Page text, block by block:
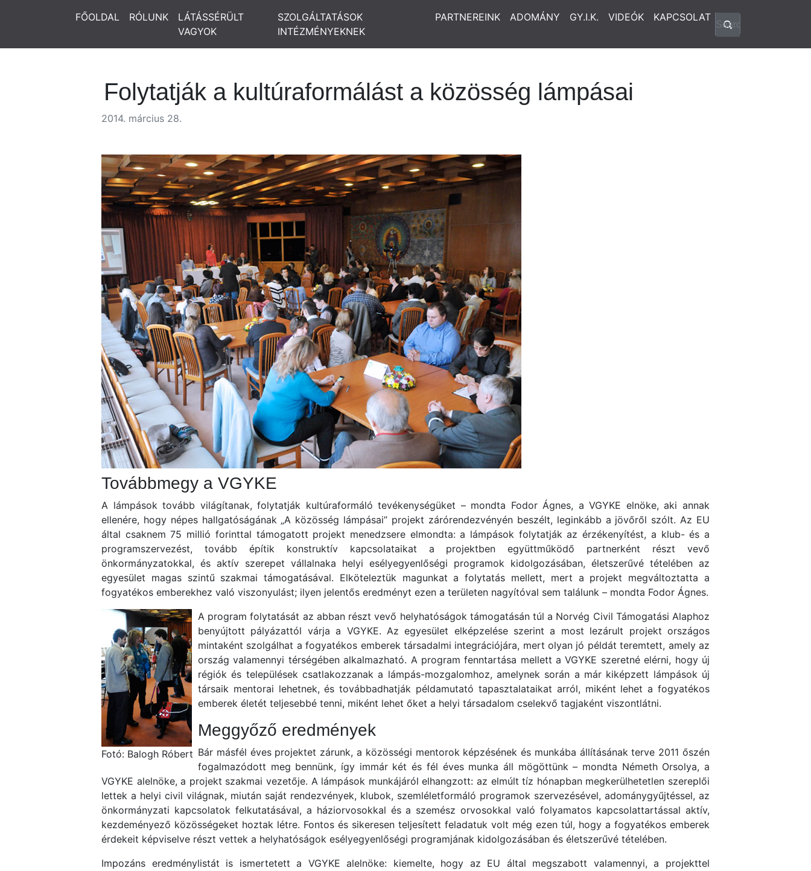
FŐOLDAL RÓLUNK
LÁTÁSSÉRÜLT
VAGYOK
SZOLGÁLTATÁSOK
INTÉZMÉNYEKNEK
PARTNEREINK ADOMÁNY GY.I.K. VIDEÓK KAPCSOLAT
Folytatják a kultúraformálást a közösség lámpásai
2014. március 28.
Továbbmegy a VGYKE
A lámpások tovább világítanak, folytatják kultúraformáló tevékenységüket – mondta Fodor Ágnes, a VGYKE elnöke, aki annak
ellenére, hogy népes hallgatóságának „A közösség lámpásai” projekt zárórendezvényén beszélt, leginkább a jövőről szólt. Az EU
által csaknem 75 millió forinttal támogatott projekt menedzsere elmondta: a lámpások folytatják az érzékenyítést, a klub- és a
programszervezést, tovább építik konstruktív kapcsolataikat a projektben együttműködő partnerként részt vevő
önkormányzatokkal, és aktív szerepet vállalnaka helyi esélyegyenlőségi programok kidolgozásában, életszerűvé tételében az
egyesület magas szintű szakmai támogatásával. Elköteleztük magunkat a folytatás mellett, mert a projekt megváltoztatta a
fogyatékos emberekhez való viszonyulást; ilyen jelentős eredményt ezen a területen nagyítóval sem találunk – mondta Fodor Ágnes.
Fotó: Balogh Róbert
A program folytatását az abban részt vevő helyhatóságok támogatásán túl a Norvég Civil Támogatási Alaphoz
benyújtott pályázattól várja a VGYKE. Az egyesület elképzelése szerint a most lezárult projekt országos
mintaként szolgálhat a fogyatékos emberek társadalmi integrációjára, mert olyan jó példát teremtett, amely az
ország valamennyi térségében alkalmazható. A program fenntartása mellett a VGYKE szeretné elérni, hogy új
régiók és települések csatlakozzanak a lámpás-mozgalomhoz, amelynek során a már kiképzett lámpások új
társaik mentorai lehetnek, és továbbadhatják példamutató tapasztalataikat arról, miként lehet a fogyatékos
emberek életét teljesebbé tenni, miként lehet őket a helyi társadalom cselekvő tagjaként viszontlátni.
Meggyőző eredmények
Bár másfél éves projektet zárunk, a közösségi mentorok képzésének és munkába állításának terve 2011 őszén
fogalmazódott meg bennünk, így immár két és fél éves munka áll mögöttünk – mondta Németh Orsolya, a
VGYKE alelnöke, a projekt szakmai vezetője. A lámpások munkájáról elhangzott: az elmúlt tíz hónapban megkerülhetetlen szereplői
lettek a helyi civil világnak, miután saját rendezvények, klubok, szemléletformáló programok szervezésével, adománygyűjtéssel, az
önkormányzati kapcsolatok felkutatásával, a háziorvosokkal és a szemész orvosokkal való folyamatos kapcsolattartással aktív,
kezdeményező közösségeket hoztak létre. Fontos és sikeresen teljesített feladatuk volt még ezen túl, hogy a fogyatékos emberek
érdekeit képviselve részt vettek a helyhatóságok esélyegyenlőségi programjának kidolgozásában és életszerűvé tételében.
Impozáns eredménylistát is ismertetett a VGYKE alelnöke: kiemelte, hogy az EU által megszabott valamennyi, a projekttel